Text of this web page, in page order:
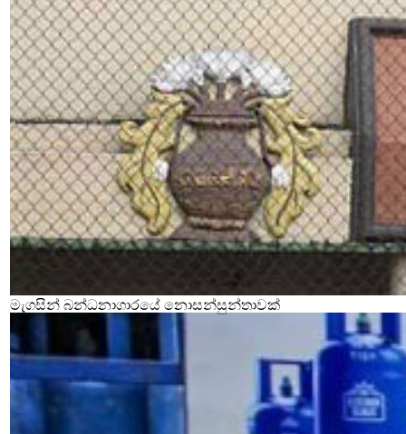
මැගසින් බන්ධනාගාරයේ නොසන්සුන්තාවක්